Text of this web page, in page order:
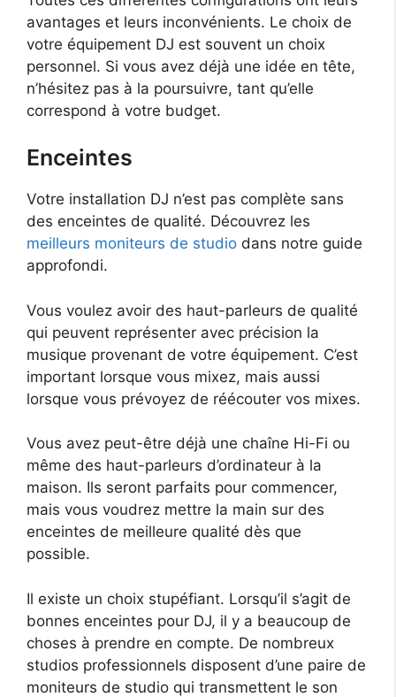
avantages et leurs inconvénients. Le choix de
votre équipement DJ est souvent un choix
personnel. Si vous avez déjà une idée en tête,
n’hésitez pas à la poursuivre, tant qu’elle
correspond à votre budget.
Enceintes
Votre installation DJ n’est pas complète sans
des enceintes de qualité. Découvrez les
meilleurs moniteurs de studio dans notre guide
approfondi.
Vous voulez avoir des haut-parleurs de qualité
qui peuvent représenter avec précision la
musique provenant de votre équipement. C’est
important lorsque vous mixez, mais aussi
lorsque vous prévoyez de réécouter vos mixes.
Vous avez peut-être déjà une chaîne Hi-Fi ou
même des haut-parleurs d’ordinateur à la
maison. Ils seront parfaits pour commencer,
mais vous voudrez mettre la main sur des
enceintes de meilleure qualité dès que
possible.
Il existe un choix stupéfiant. Lorsqu’il s’agit de
bonnes enceintes pour DJ, il y a beaucoup de
choses à prendre en compte. De nombreux
studios professionnels disposent d’une paire de
moniteurs de studio qui transmettent le son